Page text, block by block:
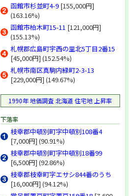
函館市杉並町4-9 [155,000円]
(163.16%)
函館市柏木町15-11 [121,000円]
(155.13%)
札幌郡広島町宇西の里北5丁目2番15
[45,000円] (152.54%)
札幌市南区真駒内緑町2-3-13
[229,000円] (149.67%)
1990年 地価調査 北海道 住宅地 上昇率
下落率
枝幸郡中頓別町字中頓別108番4
[7,000円] (90.91%)
枝幸郡中頓別町字中頓別18番99
[6,500円] (92.86%)
枝幸郡枝幸町字エサシ844番のうち
[16,000円] (94.12%)